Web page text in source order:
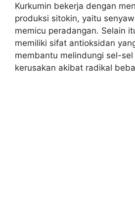
Kurkumin bekerja dengan
produksi sitokin, yaitu
memicu peradangan. Selain
memiliki sifat antioksidan
membantu melindungi sel-
kerusakan akibat radikal